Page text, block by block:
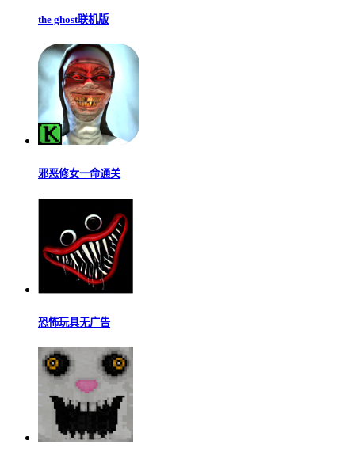
the ghost联机版
邪恶修女一命通关
恐怖玩具无广告